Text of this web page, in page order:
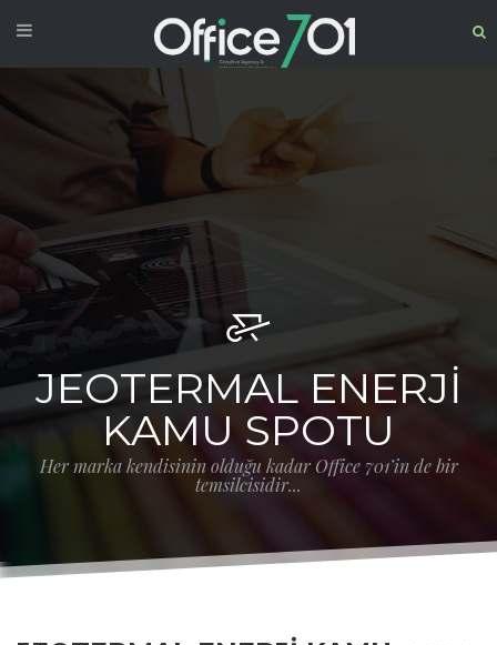
JEOTERMAL ENERJI
KAMU SPOTU
Her marka kendisinin olduğu kadar Office 701’in de bir
temsilcisidir...